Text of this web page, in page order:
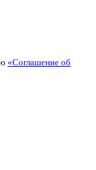
«Соглашение об